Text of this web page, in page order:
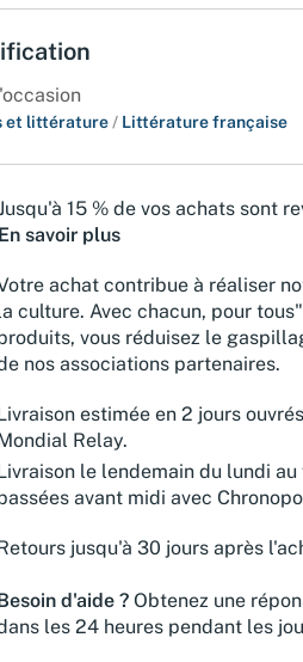
et littérature / Littérature française
15 % de vos achats sont
En savoir plus
achat contribue à réaliser
culture. Avec chacun, pour
vous réduisez le
nos associations partenaires.
estimée en 2 jours
Relay.
le lendemain du lundi
avant midi avec
jusqu'à 30 jours après
d'aide ? Obtenez une
les 24 heures pendant les